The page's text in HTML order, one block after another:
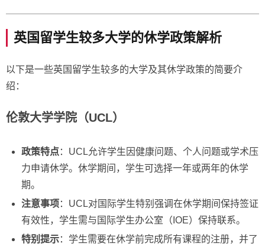
英国留学生较多大学的休学政策解析
以下是一些英国留学生较多的大学及其休学政策的简要介
绍：
伦敦大学学院（UCL）
政策特点：UCL允许学生因健康问题、个人问题或学术压
力申请休学。休学期间，学生可选择一年或两年的休学
期。
注意事项 ：UCL对国际学生特别强调在休学期间保持签证
有效性，学生需与国际学生办公室（IOE）保持联系。
特别提示：学生需要在休学前完成所有课程的注册，并了